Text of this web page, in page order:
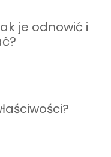
je odnowić i